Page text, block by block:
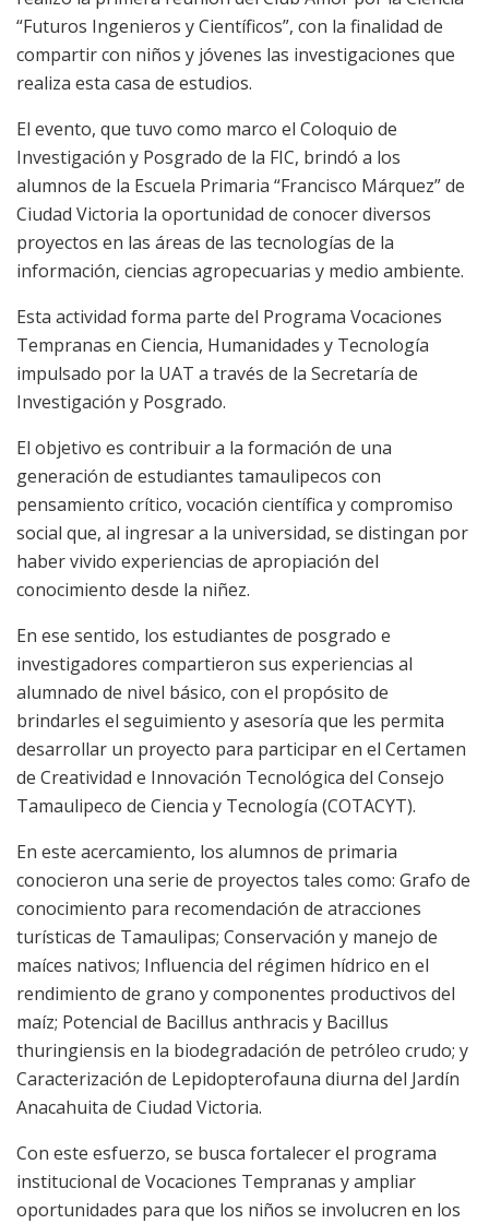
“Futuros Ingenieros y Científicos”, con la finalidad de
compartir con niños y jóvenes las investigaciones que
realiza esta casa de estudios.
El evento, que tuvo como marco el Coloquio de
Investigación y Posgrado de la FIC, brindó a los
alumnos de la Escuela Primaria “Francisco Márquez” de
Ciudad Victoria la oportunidad de conocer diversos
proyectos en las áreas de las tecnologías de la
información, ciencias agropecuarias y medio ambiente.
Esta actividad forma parte del Programa Vocaciones
Tempranas en Ciencia, Humanidades y Tecnología
impulsado por la UAT a través de la Secretaría de
Investigación y Posgrado.
El objetivo es contribuir a la formación de una
generación de estudiantes tamaulipecos con
pensamiento crítico, vocación científica y compromiso
social que, al ingresar a la universidad, se distingan por
haber vivido experiencias de apropiación del
conocimiento desde la niñez.
En ese sentido, los estudiantes de posgrado e
investigadores compartieron sus experiencias al
alumnado de nivel básico, con el propósito de
brindarles el seguimiento y asesoría que les permita
desarrollar un proyecto para participar en el Certamen
de Creatividad e Innovación Tecnológica del Consejo
Tamaulipeco de Ciencia y Tecnología (COTACYT).
En este acercamiento, los alumnos de primaria
conocieron una serie de proyectos tales como: Grafo de
conocimiento para recomendación de atracciones
turísticas de Tamaulipas; Conservación y manejo de
maíces nativos; Influencia del régimen hídrico en el
rendimiento de grano y componentes productivos del
maíz; Potencial de Bacillus anthracis y Bacillus
thuringiensis en la biodegradación de petróleo crudo; y
Caracterización de Lepidopterofauna diurna del Jardín
Anacahuita de Ciudad Victoria.
Con este esfuerzo, se busca fortalecer el programa
institucional de Vocaciones Tempranas y ampliar
oportunidades para que los niños se involucren en los